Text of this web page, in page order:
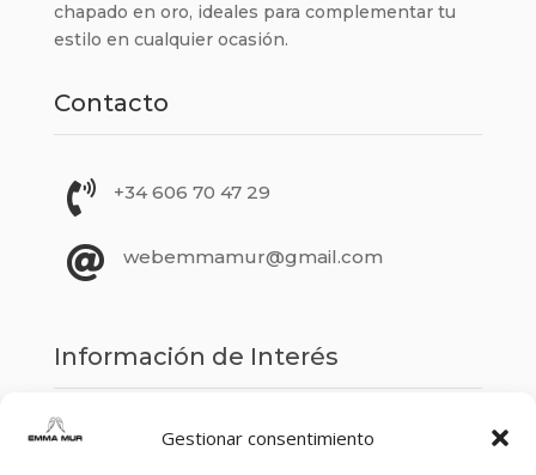
Gestionar consentimiento
chapado en oro, ideales para complementar tu
estilo en cualquier ocasión.
Contacto
 +34 606 70 47 29
 webemmamur@gmail.com
Información de Interés
Aviso legal